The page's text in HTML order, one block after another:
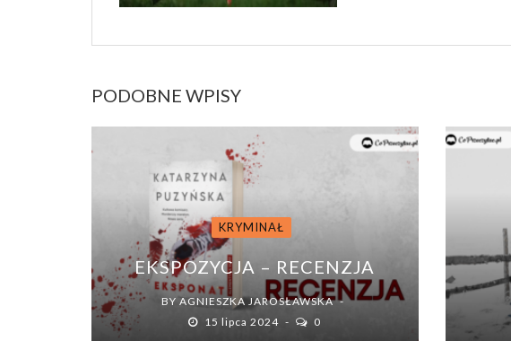
PODOBNE WPISY
KRYMINAŁ
EKSPOZYCJA – RECENZJA
BYAGNIESZKA JAROSŁAWSKA
15 lipca 2024
0